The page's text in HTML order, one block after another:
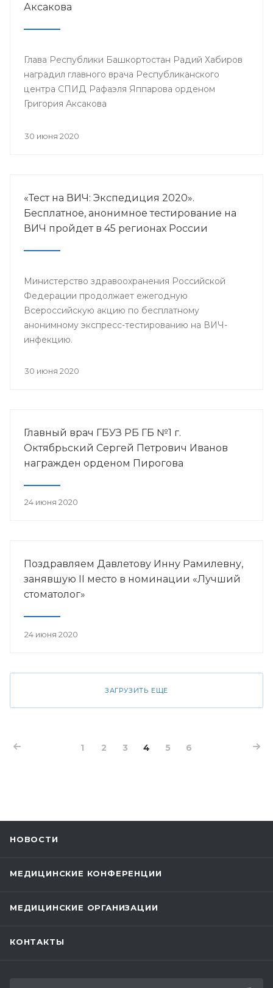
Аксакова
Глава Республики Башкортостан Радий Хабиров
наградил главного врача Республиканского
центра СПИД Рафаэля Яппарова орденом
Григория Аксакова
30 июня 2020
«Тест на ВИЧ: Экспедиция 2020».
Бесплатное, анонимное тестирование на
ВИЧ пройдет в 45 регионах России
Министерство здравоохранения Российской
Федерации продолжает ежегодную
Всероссийскую акцию по бесплатному
анонимному экспресс-тестированию на ВИЧ-
инфекцию.
30 июня 2020
Главный врач ГБУЗ РБ ГБ №1 г.
Октябрьский Сергей Петрович Иванов
награжден орденом Пирогова
24 июня 2020
Поздравляем Давлетову Инну Рамилевну,
занявшую II место в номинации «Лучший
стоматолог»
24 июня 2020
ЗАГРУЗИТЬ ЕЩЕ
1 2 3 4 5 6
НОВОСТИ
МЕДИЦИНСКИЕ КОНФЕРЕНЦИИ
МЕДИЦИНСКИЕ ОРГАНИЗАЦИИ
КОНТАКТЫ